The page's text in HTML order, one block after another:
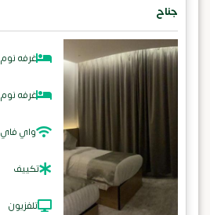
جناح
غرفه نوم 1: 1 سرير مزدوج كبير
غرفه نوم 2: 2 سرير فردي
واي فاي
تكييف
تلفزيون